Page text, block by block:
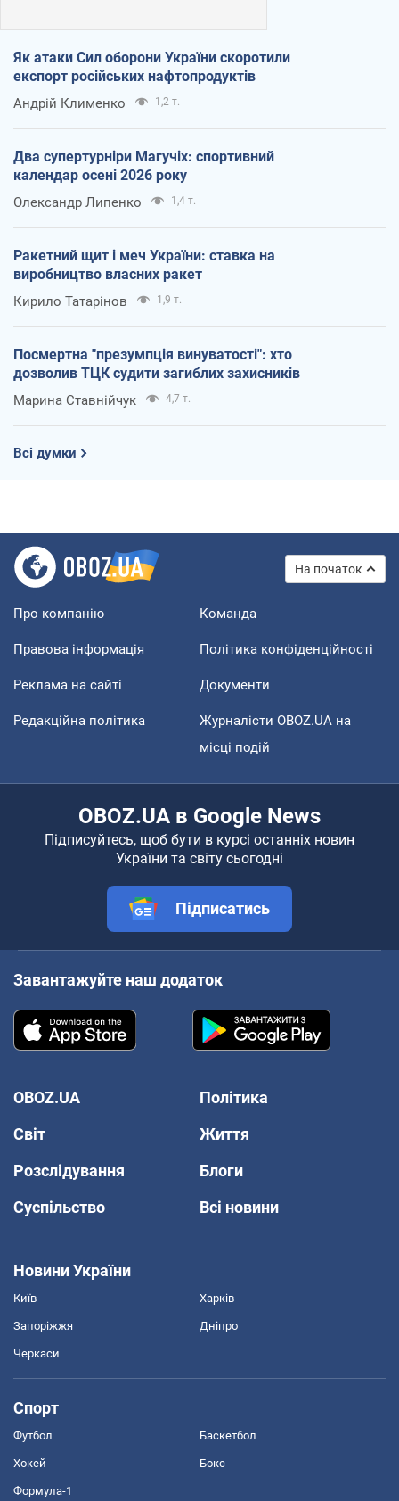
Як атаки Сил оборони України скоротили
експорт російських нафтопродуктів
Андрій Клименко 1,2 т.
Два супертурніри Магучіх: спортивний
календар осені 2026 року
Олександр Липенко 1,4 т.
Ракетний щит і меч України: ставка на
виробництво власних ракет
Кирило Татарінов 1,9 т.
Посмертна "презумпція винуватості": хто
дозволив ТЦК судити загиблих захисників
Марина Ставнійчук 4,7 т.
Всі думки
На початок
Про компанію Команда
Правова інформація Політика конфіденційності
Реклама на сайті Документи
Редакційна політика
Журналісти OBOZ.UA на
місці подій
OBOZ.UA в Google News
Підписуйтесь, щоб бути в курсі останніх новин
України та світу сьогодні
Підписатись
Завантажуйте наш додаток
OBOZ.UA
Політика
Світ
Життя
Розслідування
Блоги
Суспільство
Всі новини
Новини України
Київ Харків
Запоріжжя Дніпро
Черкаси
Спорт
Футбол Баскетбол
Хокей Бокс
Формула-1